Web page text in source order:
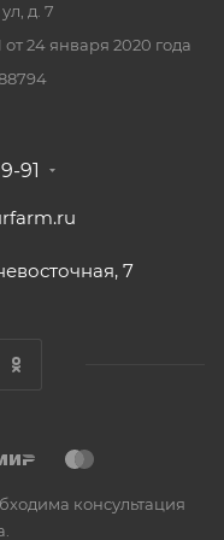
д. 7
24 января 2020 года
91
7
консультация